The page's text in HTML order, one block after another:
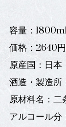
容量：
価格：2640
原産国：日本
酒造・製造所
原材料名：二
アルコール分